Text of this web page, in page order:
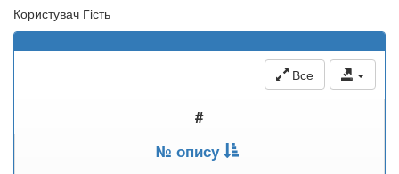
Користувач Гість
Все
#
№ опису